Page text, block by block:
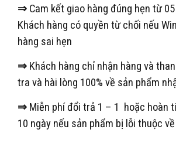
⇒ Cam kết giao hàng đúng hẹn từ
Khách hàng có quyền từ chối nếu
hàng sai hẹn
⇒ Khách hàng chỉ nhận hàng và
tra và hài lòng 100% về sản phẩm
⇒ Miễn phí đổi trả 1 – 1 hoặc hoàn
10 ngày nếu sản phẩm bị lỗi thuộc